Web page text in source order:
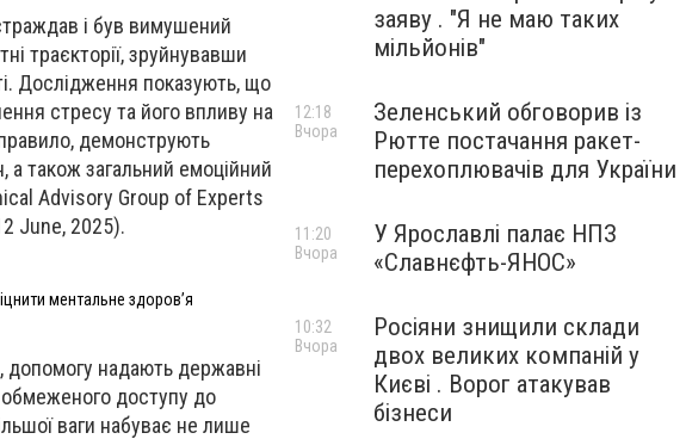
і був вимушений
траєкторії, зруйнувавши
Дослідження показують, що
стресу та його впливу на
демонструють
а також загальний емоційний
Advisory Group of Experts
June, 2025).
ментальне здоровʼя
допомогу надають державні
обмеженого доступу до
ваги набуває не лише
заяву . "Я не маю таких
мільйонів"
Зеленський обговорив із
Рютте постачання ракет-
перехоплювачів для України
12:18
Вчора
У Ярославлі палає НПЗ
«Славнєфть-ЯНОС»
11:20
Вчора
Росіяни знищили склади
двох великих компаній у
Києві . Ворог атакував
бізнеси
10:32
Вчора